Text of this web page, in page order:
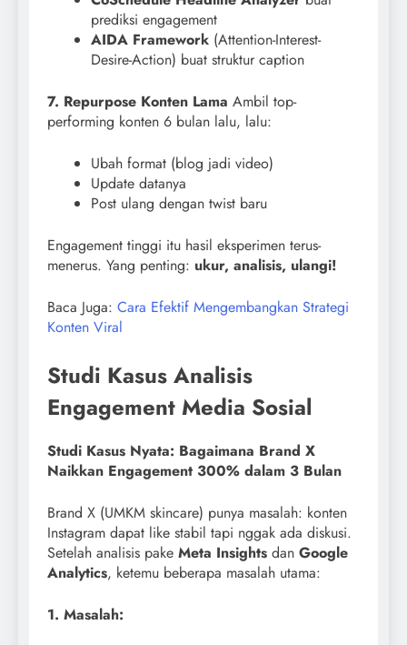
prediksi engagement
AIDA Framework (Attention-Interest-
Desire-Action) buat struktur caption
7. Repurpose Konten Lama Ambil top-
performing konten 6 bulan lalu, lalu:
Ubah format (blog jadi video)
Update datanya
Post ulang dengan twist baru
Engagement tinggi itu hasil eksperimen terus-
menerus. Yang penting: ukur, analisis, ulangi!
Baca Juga: Cara Efektif Mengembangkan Strategi
Konten Viral
Studi Kasus Analisis
Engagement Media Sosial
Studi Kasus Nyata: Bagaimana Brand X
Naikkan Engagement 300% dalam 3 Bulan
Brand X (UMKM skincare) punya masalah: konten
Instagram dapat like stabil tapi nggak ada diskusi.
Setelah analisis pake Meta Insights dan Google
Analytics, ketemu beberapa masalah utama:
1. Masalah: